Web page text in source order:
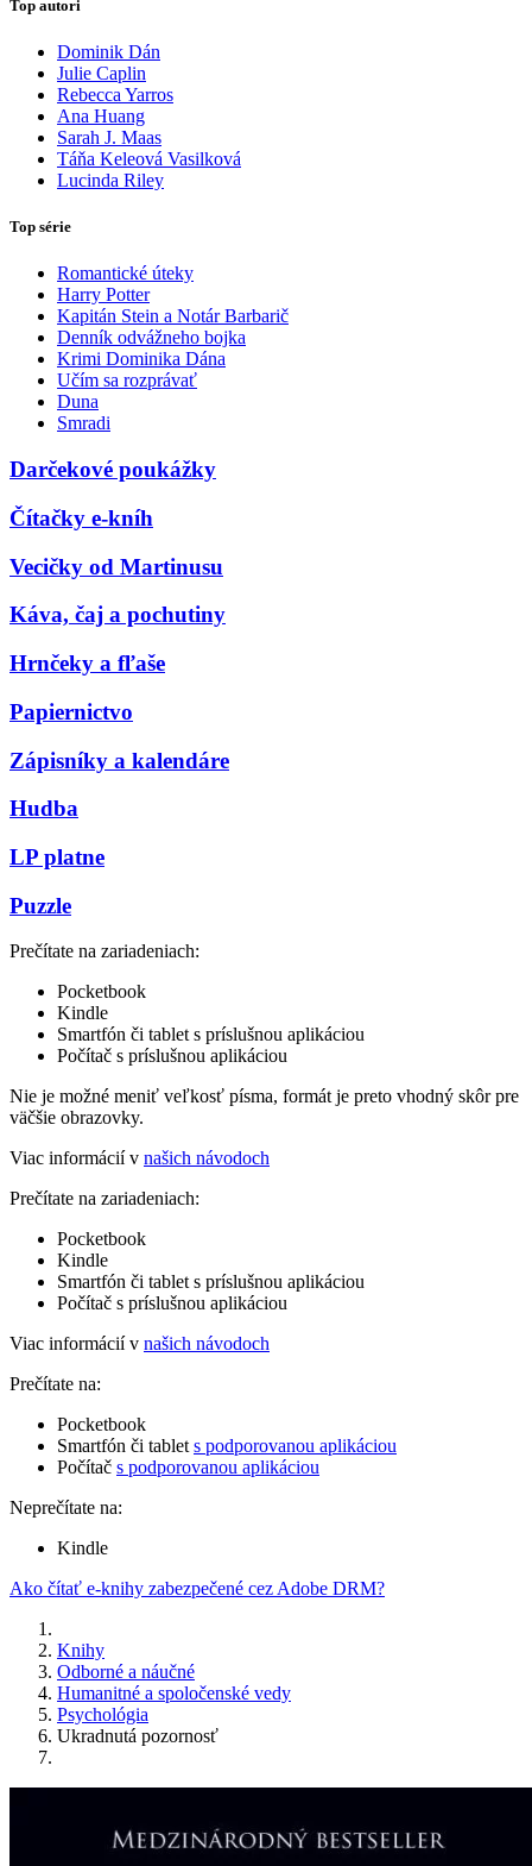
Top autori
Dominik Dán
Julie Caplin
Rebecca Yarros
Ana Huang
Sarah J. Maas
Táňa Keleová Vasilková
Lucinda Riley
Top série
Romantické úteky
Harry Potter
Kapitán Stein a Notár Barbarič
Denník odvážneho bojka
Krimi Dominika Dána
Učím sa rozprávať
Duna
Smradi
Darčekové poukážky
Čítačky e-kníh
Vecičky od Martinusu
Káva, čaj a pochutiny
Hrnčeky a fľaše
Papiernictvo
Zápisníky a kalendáre
Hudba
LP platne
Puzzle
Prečítate na zariadeniach:
Pocketbook
Kindle
Smartfón či tablet s príslušnou aplikáciou
Počítač s príslušnou aplikáciou
Nie je možné meniť veľkosť písma, formát je preto vhodný skôr pre
väčšie obrazovky.
Viac informácií v našich návodoch
Prečítate na zariadeniach:
Pocketbook
Kindle
Smartfón či tablet s príslušnou aplikáciou
Počítač s príslušnou aplikáciou
Viac informácií v našich návodoch
Prečítate na:
Pocketbook
Smartfón či tablet s podporovanou aplikáciou
Počítač s podporovanou aplikáciou
Neprečítate na:
Kindle
Ako čítať e-knihy zabezpečené cez Adobe DRM?
Knihy
Odborné a náučné
Humanitné a spoločenské vedy
Psychológia
Ukradnutá pozornosť